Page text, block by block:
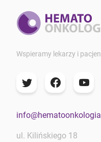
Wspieramy lekarzy i
ul. Kilińskiego 18